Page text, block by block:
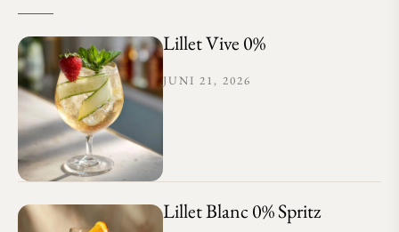
Lillet Vive 0%
JUNI 21, 2026
Lillet Blanc 0% Spritz